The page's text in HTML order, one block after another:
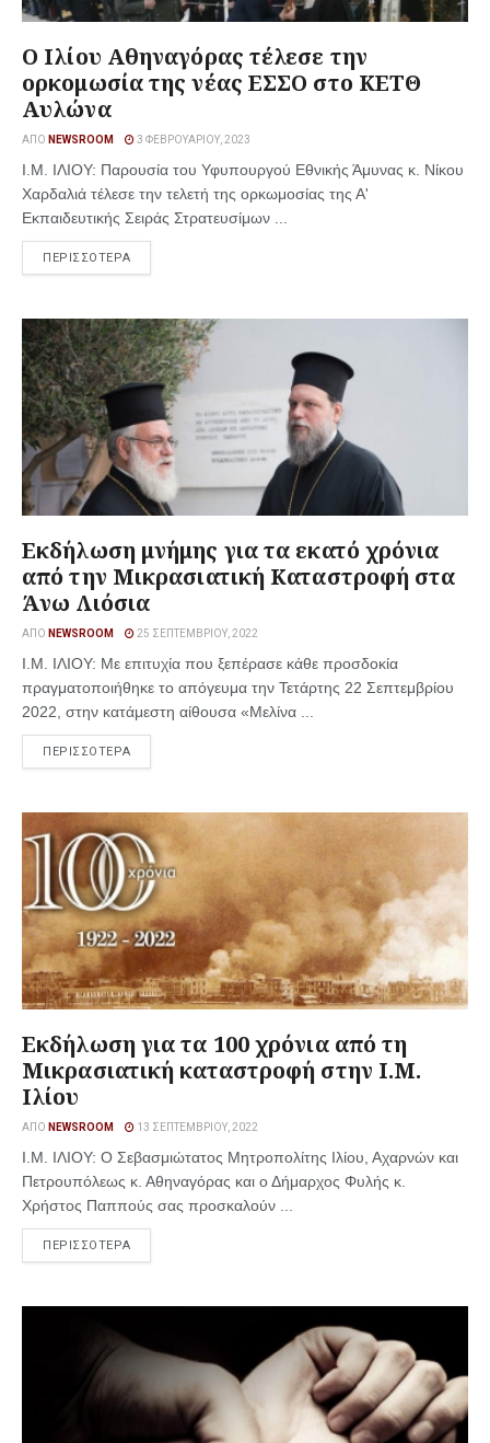
Ο Ιλίου Αθηναγόρας τέλεσε την
ορκομωσία της νέας ΕΣΣΟ στο ΚΕΤΘ
Αυλώνα
ΑΠΌ NEWSROOM 3 ΦΕΒΡΟΥΑΡΊΟΥ, 2023
Ι.Μ. ΙΛΙΟΥ: Παρουσία του Υφυπουργού Εθνικής Άμυνας κ. Νίκου
Χαρδαλιά τέλεσε την τελετή της ορκωμοσίας της Α'
Εκπαιδευτικής Σειράς Στρατευσίμων ...
ΠΕΡΙΣΣΟΤΕΡΑ
Εκδήλωση μνήμης για τα εκατό χρόνια
από την Μικρασιατική Καταστροφή στα
Άνω Λιόσια
ΑΠΌ NEWSROOM 25 ΣΕΠΤΕΜΒΡΊΟΥ, 2022
Ι.Μ. ΙΛΙΟΥ: Με επιτυχία που ξεπέρασε κάθε προσδοκία
πραγματοποιήθηκε το απόγευμα την Τετάρτης 22 Σεπτεμβρίου
2022, στην κατάμεστη αίθουσα «Μελίνα ...
ΠΕΡΙΣΣΟΤΕΡΑ
Εκδήλωση για τα 100 χρόνια από τη
Μικρασιατική καταστροφή στην Ι.Μ.
Ιλίου
ΑΠΌ NEWSROOM 13 ΣΕΠΤΕΜΒΡΊΟΥ, 2022
Ι.Μ. ΙΛΙΟΥ: Ο Σεβασμιώτατος Μητροπολίτης Ιλίου, Αχαρνών και
Πετρουπόλεως κ. Αθηναγόρας και ο Δήμαρχος Φυλής κ.
Χρήστος Παππούς σας προσκαλούν ...
ΠΕΡΙΣΣΟΤΕΡΑ